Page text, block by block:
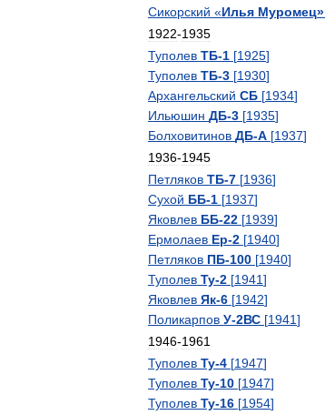
Сикорский «Илья Муромец»
1922-1935
Туполев ТБ-1 [1925]
Туполев ТБ-3 [1930]
Архангельский СБ [1934]
Ильюшин ДБ-3 [1935]
Болховитинов ДБ-А [1937]
1936-1945
Петляков ТБ-7 [1936]
Сухой ББ-1 [1937]
Яковлев ББ-22 [1939]
Ермолаев Ер-2 [1940]
Петляков ПБ-100 [1940]
Туполев Ту-2 [1941]
Яковлев Як-6 [1942]
Поликарпов У-2ВС [1941]
1946-1961
Туполев Ту-4 [1947]
Туполев Ту-10 [1947]
Туполев Ту-16 [1954]